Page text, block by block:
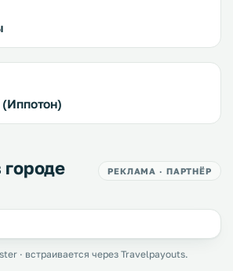
РЕКЛАМА · ПАРТНЁР
· встраивается через Travelpayouts.